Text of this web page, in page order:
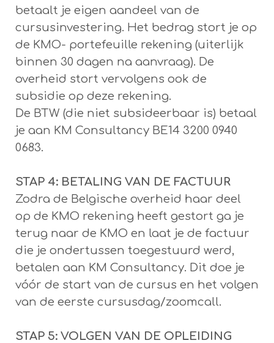
betaalt je eigen aandeel van de
cursusinvestering. Het bedrag stort je op
de KMO- portefeuille rekening (uiterlijk
binnen 30 dagen na aanvraag). De
overheid stort vervolgens ook de
subsidie op deze rekening.
De BTW (die niet subsideerbaar is) betaal
je aan KM Consultancy BE14 3200 0940
0683.
STAP 4: BETALING VAN DE FACTUUR
Zodra de Belgische overheid haar deel
op de KMO rekening heeft gestort ga je
terug naar de KMO en laat je de factuur
die je ondertussen toegestuurd werd,
betalen aan KM Consultancy. Dit doe je
vóór de start van de cursus en het volgen
van de eerste cursusdag/zoomcall.
STAP 5: VOLGEN VAN DE OPLEIDING